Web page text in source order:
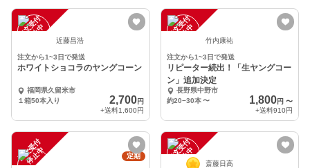
注
文
受
付
停
止
中 近藤昌浩
注文から1~3日で発送
ホワイトショコラのヤングコーン
福岡県久留米市
１箱50本入り
2,700円
+送料1,600円
注
文
受
付
停
止
中 竹内康祐
注文から1~3日で発送
リピーター続出！「生ヤングコー
ン」追加決定
長野県中野市
約20−30本 〜 1,800円 〜
+送料910円
注
文
受
付
停
止
中 定期 注
文
受
付
停
止
中 斎藤日高